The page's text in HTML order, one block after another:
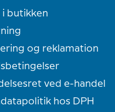
butikken
og reklamation
ved e-handel
hos DPH